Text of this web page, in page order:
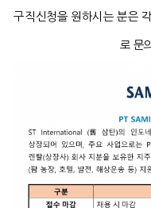
구직신청을 원하시는 분은
로 문